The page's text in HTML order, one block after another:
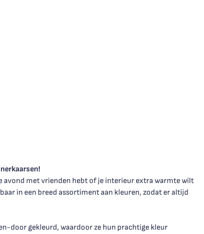
avond met vrienden hebt of je interieur extra warmte wilt
in een breed assortiment aan kleuren, zodat er altijd
door gekleurd, waardoor ze hun prachtige kleur